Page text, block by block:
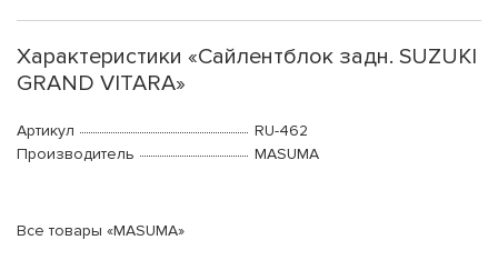
Характеристики «Сайлентблок задн. SUZUKI
GRAND VITARA»
Артикул
RU-462
Производитель
MASUMA
Все товары «MASUMA»